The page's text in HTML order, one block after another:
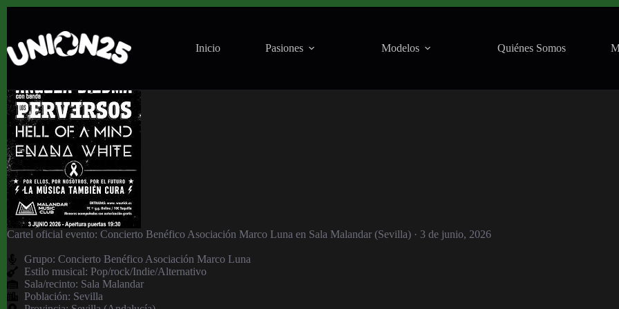
Inicio Pasiones Modelos Quiénes Somos
Concierto Benéfico Asociación Marco Luna en Sala Malandar (Sevilla) · 3 de junio, 2026
Cartel oficial evento: Concierto Benéfico Asociación Marco Luna en Sala Malandar (Sevilla) · 3 de junio, 2026
Grupo: Concierto Benéfico Asociación Marco Luna
Estilo musical: Pop/rock/Indie/Alternativo
Sala/recinto: Sala Malandar
Población: Sevilla